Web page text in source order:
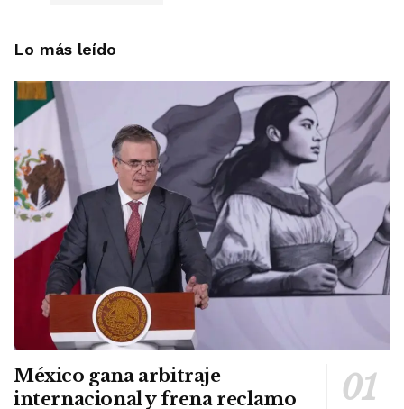
Lo más leído
México gana arbitraje
internacional y frena reclamo